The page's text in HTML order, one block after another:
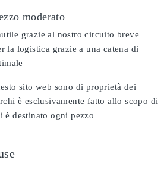
moderato
grazie al nostro circuito breve
la logistica grazie a una catena di
sito web sono di proprietà dei
è esclusivamente fatto allo scopo di
destinato ogni pezzo